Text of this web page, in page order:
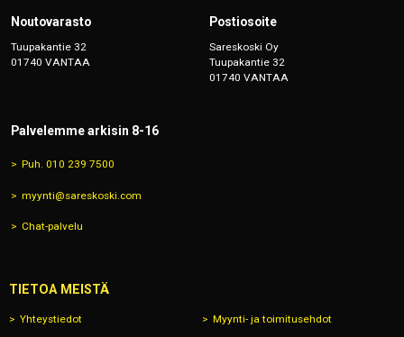
Noutovarasto
Tuupakantie 32
01740 VANTAA
Postiosoite
Sareskoski Oy
Tuupakantie 32
01740 VANTAA
Palvelemme arkisin 8-16
Puh. 010 239 7500
myynti@sareskoski.com
Chat-palvelu
TIETOA MEISTÄ
Yhteystiedot Myynti- ja toimitusehdot